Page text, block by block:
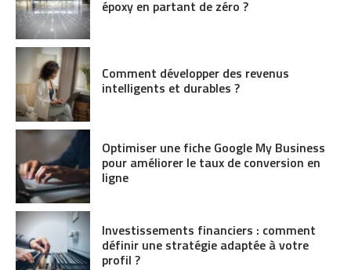
époxy en partant de zéro ?
Comment développer des revenus
intelligents et durables ?
Optimiser une fiche Google My Business
pour améliorer le taux de conversion en
ligne
Investissements financiers : comment
définir une stratégie adaptée à votre
profil ?